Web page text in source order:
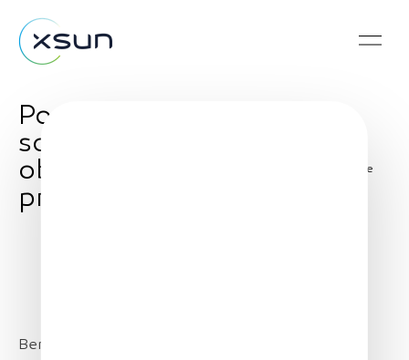
Podcast. Des drones
solaires pour mieux
observer la terre et la
protéger
Share
Benjamin David, fondateur de XSun, est l’invité du